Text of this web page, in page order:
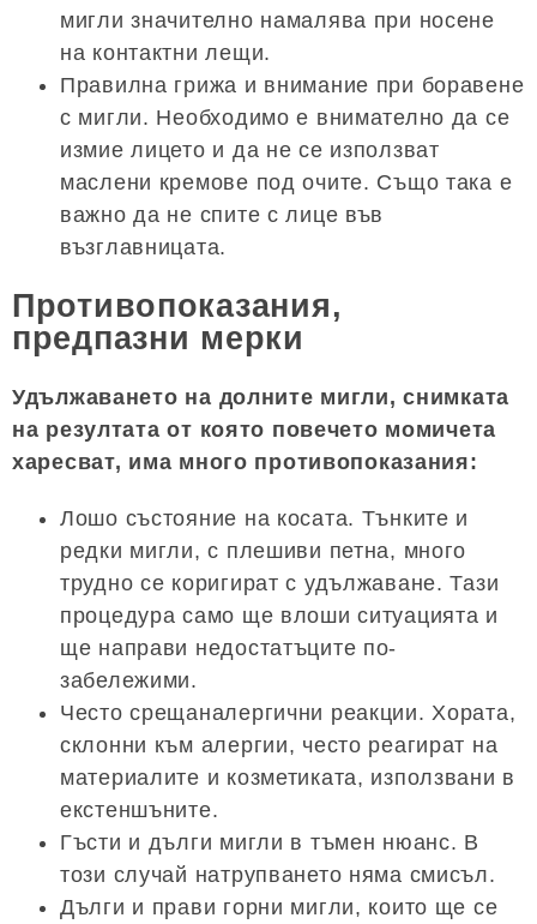
мигли значително намалява при носене
на контактни лещи.
Правилна грижа и внимание при боравене
с мигли. Необходимо е внимателно да се
измие лицето и да не се използват
маслени кремове под очите. Също така е
важно да не спите с лице във
възглавницата.
Противопоказания,
предпазни мерки
Удължаването на долните мигли, снимката
на резултата от която повечето момичета
харесват, има много противопоказания:
Лошо състояние на косата. Тънките и
редки мигли, с плешиви петна, много
трудно се коригират с удължаване. Тази
процедура само ще влоши ситуацията и
ще направи недостатъците по-
забележими.
Често срещаналергични реакции. Хората,
склонни към алергии, често реагират на
материалите и козметиката, използвани в
екстеншъните.
Гъсти и дълги мигли в тъмен нюанс. В
този случай натрупването няма смисъл.
Дълги и прави горни мигли, които ще се